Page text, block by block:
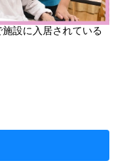
設に入居されている